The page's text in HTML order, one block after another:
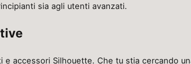
sia agli utenti avanzati.
accessori Silhouette. Che tu stia cercando